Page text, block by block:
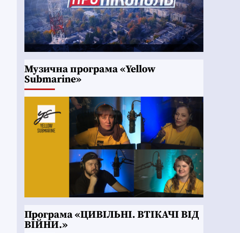
Музична програма «Yellow
Submarine»
Програма «ЦИВІЛЬНІ. ВТІКАЧІ ВІД
ВІЙНИ.»